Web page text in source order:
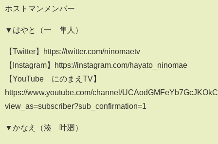
ホストマンメンバー
▼はやと（一 隼人）
【Twitter】https://twitter.com/ninomaetv
【Instagram】https://instagram.com/hayato_ninomae
【YouTube にのまえTV】
https://www.youtube.com/channel/
view_as=subscriber?sub_confirmation=1
▼かなえ（湊 叶廻）